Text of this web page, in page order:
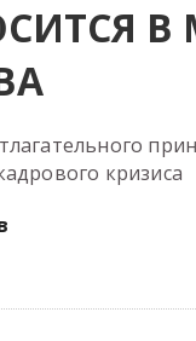
кризиса